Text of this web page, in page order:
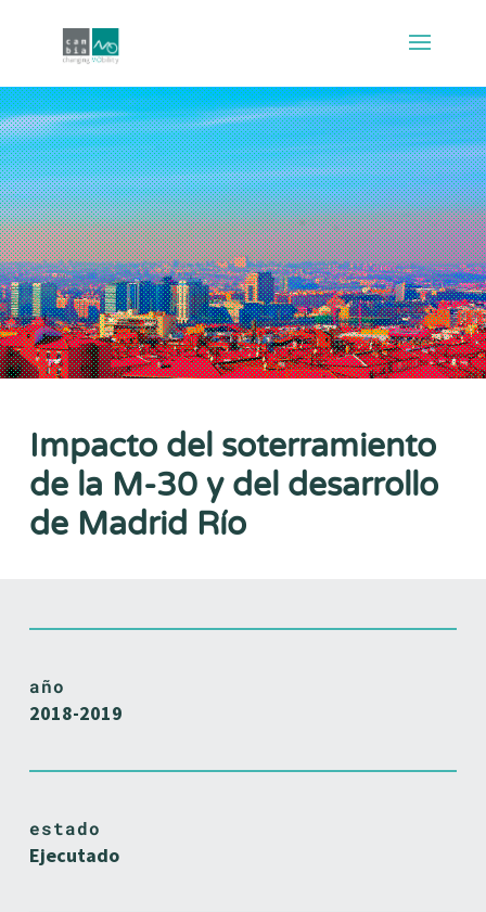
Impacto del soterramiento
de la M-30 y del desarrollo
de Madrid Río
año
2018-2019
estado
Ejecutado